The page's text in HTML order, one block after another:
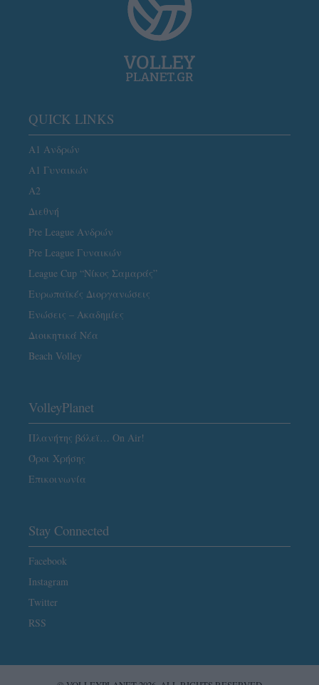
QUICK LINKS
Α1 Ανδρών
Α1 Γυναικών
A2
Διεθνή
Pre League Ανδρών
Pre League Γυναικών
League Cup “Νίκος Σαμαράς”
Ευρωπαϊκές Διοργανώσεις
Ενώσεις – Ακαδημίες
Διοικητικά Νέα
Beach Volley
VolleyPlanet
Πλανήτης βόλεϊ… On Air!
Όροι Χρήσης
Επικοινωνία
Stay Connected
Facebook
Instagram
Twitter
RSS